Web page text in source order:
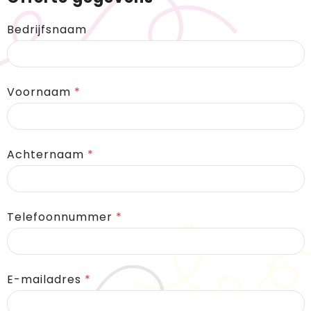
Drukwerk
BIC
Bedrijfsnaam
Voornaam *
Achternaam *
Telefoonnummer *
E-mailadres *